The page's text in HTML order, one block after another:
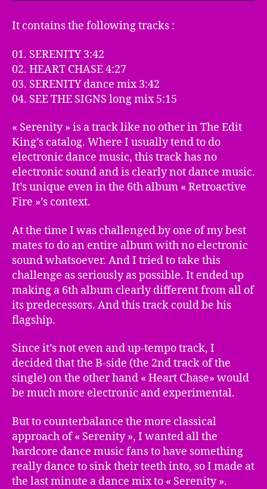
It contains the following tracks :
01. SERENITY 3:42
02. HEART CHASE 4:27
03. SERENITY dance mix 3:42
04. SEE THE SIGNS long mix 5:15
« Serenity » is a track like no other in The Edit
King’s catalog. Where I usually tend to do
electronic dance music, this track has no
electronic sound and is clearly not dance music.
It’s unique even in the 6th album « Retroactive
Fire »’s context.
At the time I was challenged by one of my best
mates to do an entire album with no electronic
sound whatsoever. And I tried to take this
challenge as seriously as possible. It ended up
making a 6th album clearly different from all of
its predecessors. And this track could be his
flagship.
Since it’s not even and up-tempo track, I
decided that the B-side (the 2nd track of the
single) on the other hand « Heart Chase» would
be much more electronic and experimental.
But to counterbalance the more classical
approach of « Serenity », I wanted all the
hardcore dance music fans to have something
really dance to sink their teeth into, so I made at
the last minute a dance mix to « Serenity ».